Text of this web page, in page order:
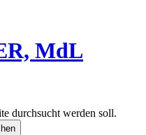
MdL
durchsucht werden soll.